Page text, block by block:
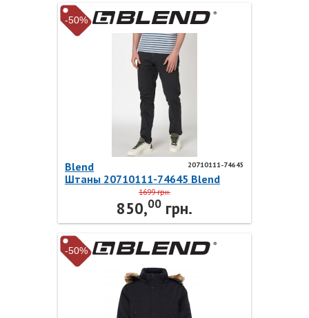
-50%
20710111-74645
Blend
Штаны 20710111-74645 Blend
1699 грн.
850,00 грн.
-50%